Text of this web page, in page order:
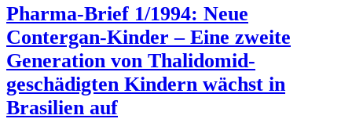
Pharma-Brief 1/1994: Neue
Contergan-Kinder – Eine zweite
Generation von Thalidomid-
geschädigten Kindern wächst in
Brasilien auf